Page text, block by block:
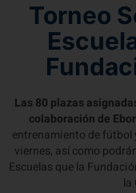
Torneo
Las 80 plazas
colaboración de
entrenamiento de fútbol
viernes, así como
Escuelas que la
la